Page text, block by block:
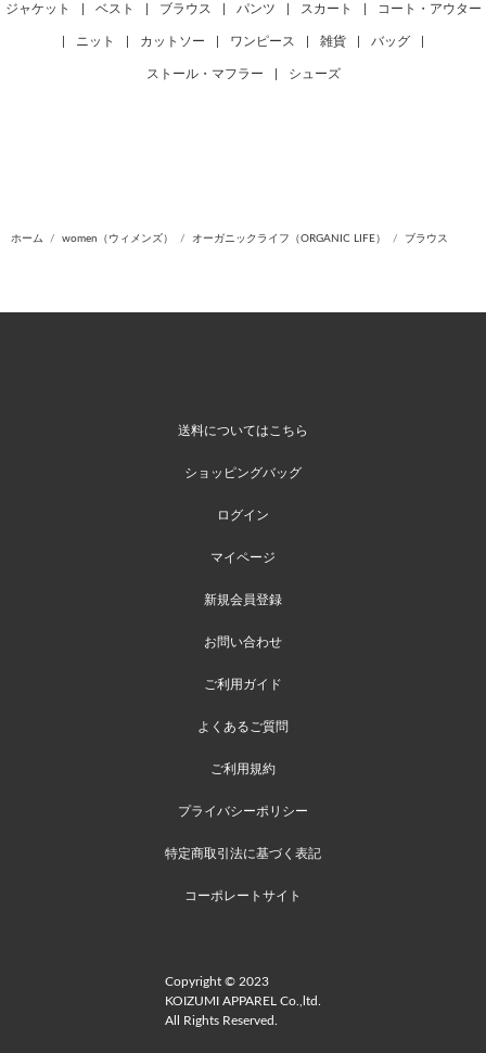
ジャケット ベスト ブラウス パンツ スカート コート・アウター
ニット カットソー ワンピース 雑貨 バッグ
ストール・マフラー シューズ
ホーム women（ウィメンズ） オーガニックライフ（ORGANIC LIFE） ブラウス
送料についてはこちら
ショッピングバッグ
ログイン
マイページ
新規会員登録
お問い合わせ
ご利用ガイド
よくあるご質問
ご利用規約
プライバシーポリシー
特定商取引法に基づく表記
コーポレートサイト
Copyright © 2023
KOIZUMI APPAREL Co.,ltd.
All Rights Reserved.